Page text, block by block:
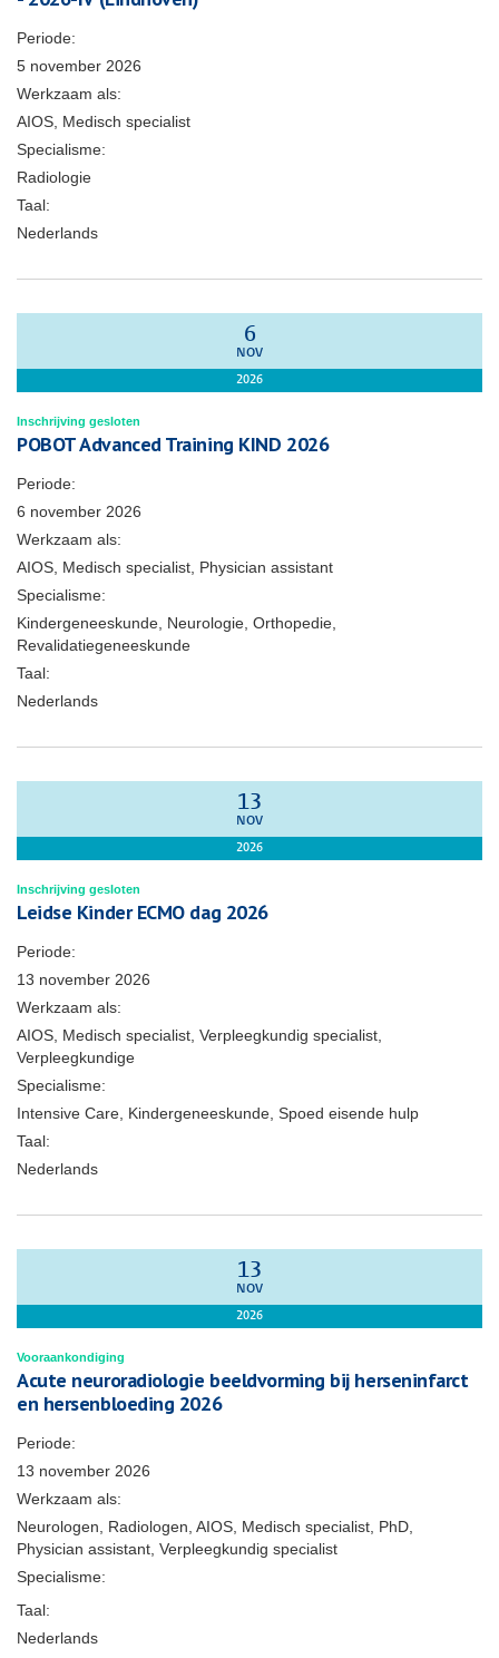
Periode:
5 november 2026
Werkzaam als:
AIOS, Medisch specialist
Specialisme:
Radiologie
Taal:
Nederlands
6
NOV
2026
Inschrijving gesloten
POBOT Advanced Training KIND 2026
Periode:
6 november 2026
Werkzaam als:
AIOS, Medisch specialist, Physician assistant
Specialisme:
Kindergeneeskunde, Neurologie, Orthopedie,
Revalidatiegeneeskunde
Taal:
Nederlands
13
NOV
2026
Inschrijving gesloten
Leidse Kinder ECMO dag 2026
Periode:
13 november 2026
Werkzaam als:
AIOS, Medisch specialist, Verpleegkundig specialist,
Verpleegkundige
Specialisme:
Intensive Care, Kindergeneeskunde, Spoed eisende hulp
Taal:
Nederlands
13
NOV
2026
Vooraankondiging
Acute neuroradiologie beeldvorming bij herseninfarct
en hersenbloeding 2026
Periode:
13 november 2026
Werkzaam als:
Neurologen, Radiologen, AIOS, Medisch specialist, PhD,
Physician assistant, Verpleegkundig specialist
Specialisme:
Taal:
Nederlands